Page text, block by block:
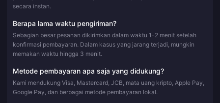
secara instan.
Berapa lama waktu pengiriman?
Sebagian besar pesanan dikirimkan dalam waktu 1-2 menit setelah
konfirmasi pembayaran. Dalam kasus yang jarang terjadi, mungkin
memakan waktu hingga 3 menit.
Metode pembayaran apa saja yang didukung?
Kami mendukung Visa, Mastercard, JCB, mata uang kripto, Apple Pay,
Google Pay, dan berbagai metode pembayaran lokal.